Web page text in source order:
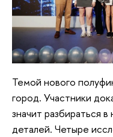
Темой нового
город. Участники
значит разбираться
деталей. Четыре